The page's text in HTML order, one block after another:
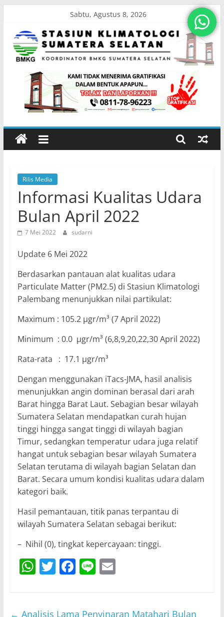
content
Sabtu, Agustus 8, 2026
Stasiun
Klimatologi
Sumatera
Koordinator
BMKG
Sumatera
Selatan
Rilis Media
Informasi Kualitas Udara
Bulan April 2022
7 Mei 2022 sudarni
Update 6 Mei 2022
Berdasarkan pantauan alat kualitas udara
Particulate Matter (PM2.5) di Stasiun Klimatologi
Palembang menunjukkan nilai partikulat:
Maximum : 105.2 µgr/m³ (7 April 2022)
Minimum : 0.0 µgr/m³ (6,8,9,20,22,30 April 2022)
Rata-rata : 17.1 µgr/m³
Dengan menggunakan iTacs-JMA, hasil analisis
menunjukkan angin dominan berasal dari arah
Barat hingga Barat Laut. Sebagian besar wilayah
Sumatera Selatan mendapatkan curah hujan
tinggi hingga sangat tinggi di wilayah bagian
Timur, sedangkan temperatur udara juga relatif
hangat untuk sebagian besar wilayah Sumatera
Selatan terutama di wilayah bagian Selatan dan
Barat. Secara umum kondisi kualitas udara dalam
kategori baik.
Hasil pemantauan, titik panas terpantau di
wilayah Sumatera Selatan sebagai berikut:
– Nihil (0), tingkat kepercayaan: tinggi.
W T F Li E
← Analisis Lama Penyinaran Matahari Bulan